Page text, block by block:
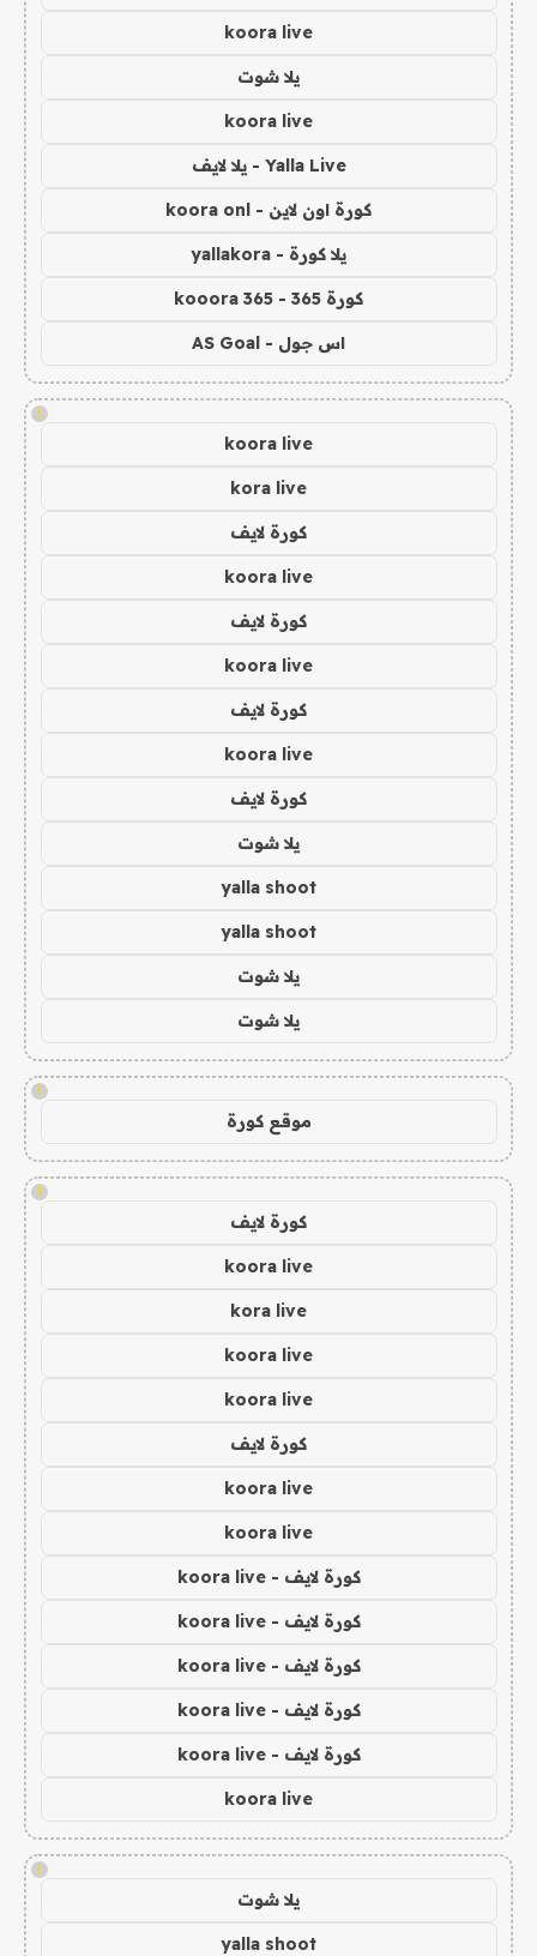
koora live
يلا شوت
koora live
Yalla Live - يلا لايف
كورة اون لاين - koora onl
يلا كورة - yallakora
كورة 365 - kooora 365
اس جول - AS Goal
!
koora live
kora live
كورة لايف
koora live
كورة لايف
koora live
كورة لايف
koora live
كورة لايف
يلا شوت
yalla shoot
yalla shoot
يلا شوت
يلا شوت
!
موقع كورة
!
كورة لايف
koora live
kora live
koora live
koora live
كورة لايف
koora live
koora live
كورة لايف - koora live
كورة لايف - koora live
كورة لايف - koora live
كورة لايف - koora live
كورة لايف - koora live
koora live
!
يلا شوت
yalla shoot